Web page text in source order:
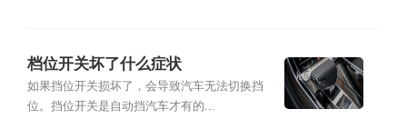
档位开关坏了什么症状
如果挡位开关损坏了，会导致汽车无法切换挡
位。挡位开关是自动挡汽车才有的...